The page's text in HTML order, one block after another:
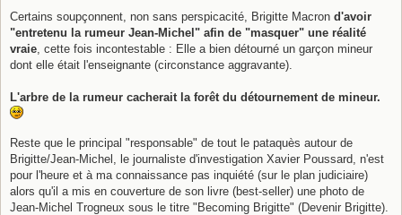
Certains soupçonnent, non sans perspicacité, Brigitte Macron d'avoir
"entretenu la rumeur Jean-Michel" afin de "masquer" une réalité
vraie , cette fois incontestable : Elle a bien détourné un garçon mineur
dont elle était l'enseignante (circonstance aggravante).
L'arbre de la rumeur cacherait la forêt du détournement de mineur.
Reste que le principal "responsable" de tout le pataquès autour de
Brigitte/Jean-Michel, le journaliste d'investigation Xavier Poussard, n'est
pour l'heure et à ma connaissance pas inquiété (sur le plan judiciaire)
alors qu'il a mis en couverture de son livre (best-seller) une photo de
Jean-Michel Trogneux sous le titre "Becoming Brigitte" (Devenir Brigitte).